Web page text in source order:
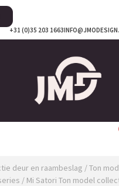
+31 (0)35 203 1663
deur en raambeslag /Ton
/ Mi Satori Ton model